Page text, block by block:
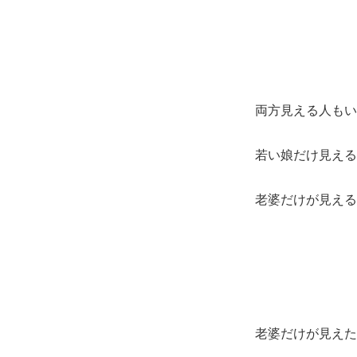
両方見える人も
若い娘だけ見え
老婆だけが見え
老婆だけが見え